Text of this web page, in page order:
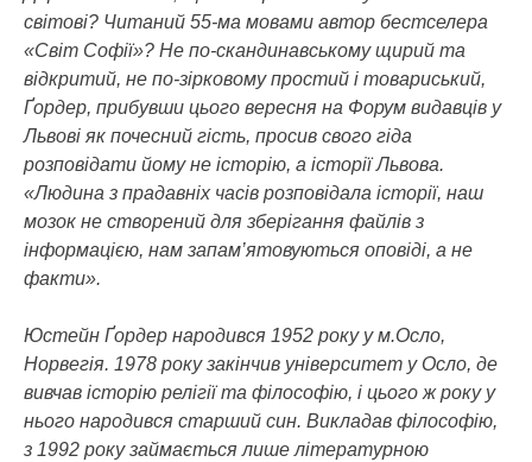
світові? Читаний 55-ма мовами автор бестселера
«Світ Софії»? Не по-скандинавському щирий та
відкритий, не по-зірковому простий і товариський,
Ґордер, прибувши цього вересня на Форум видавців у
Львові як почесний гість, просив свого гіда
розповідати йому не історію, а історії Львова.
«Людина з прадавніх часів розповідала історії, наш
мозок не створений для зберігання файлів з
інформацією, нам запам’ятовуються оповіді, а не
факти».
Юстейн Ґордер народився 1952 року у м.Осло,
Норвегія. 1978 року закінчив університет у Осло, де
вивчав історію релігії та філософію, і цього ж року у
нього народився старший син. Викладав філософію,
з 1992 року займається лише літературною